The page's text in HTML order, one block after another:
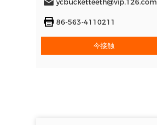
ycbucketteeth@vip.126.com
86-563-4110211
今接触